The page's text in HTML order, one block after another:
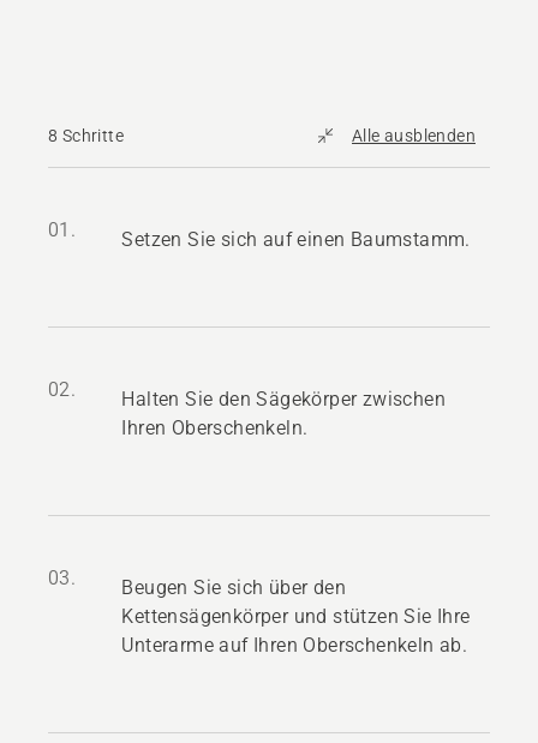
8 Schritte Alle ausblenden
01. Setzen Sie sich auf einen Baumstamm.
02.
Halten Sie den Sägekörper zwischen
Ihren Oberschenkeln.
03.
Beugen Sie sich über den
Kettensägenkörper und stützen Sie Ihre
Unterarme auf Ihren Oberschenkeln ab.